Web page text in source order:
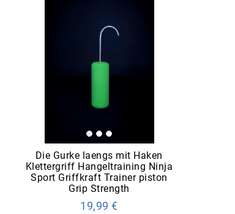
Die Gurke laengs mit Haken
Klettergriff Hangeltraining Ninja
Sport Griffkraft Trainer piston
Grip Strength
19,99 €